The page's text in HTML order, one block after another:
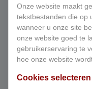
klachten
De prijs met
het product
toepassing de
wijze van
Onze website maakt
tekstbestanden die op
wanneer u onze site
onze website goed te
gebruikerservaring te
hoe onze website
Cookies